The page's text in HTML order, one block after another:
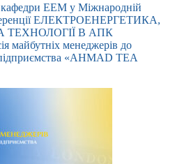
кафедри ЕЕМ у Міжнародній
ЕЛЕКТРОЕНЕРГЕТИКА,
ТЕХНОЛОГІЇ В АПК
майбутніх менеджерів до
«AHMAD TEA